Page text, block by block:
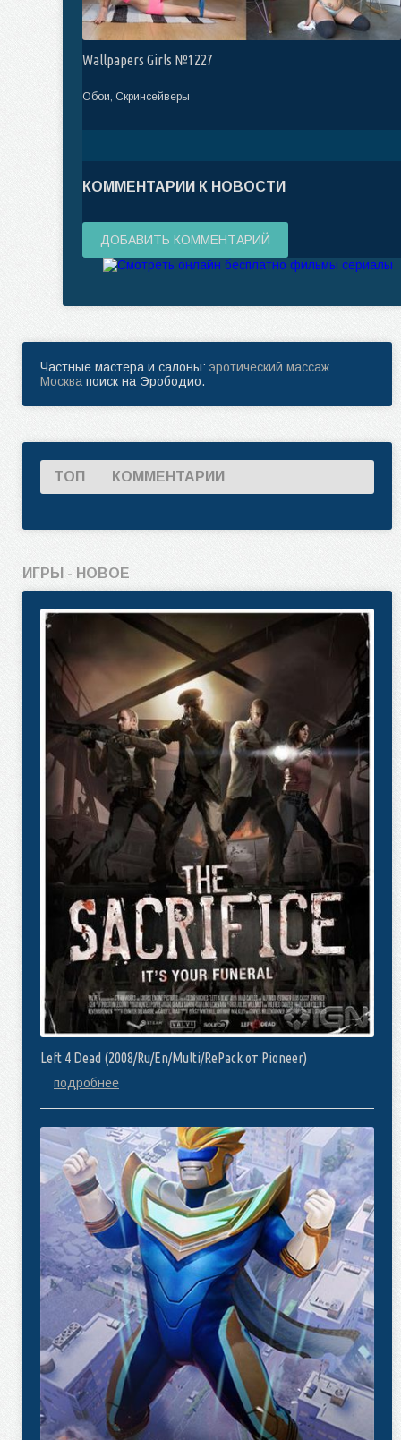
Wallpapers Girls №1227
Обои, Скринсейверы
КОММЕНТАРИИ К НОВОСТИ
ДОБАВИТЬ КОММЕНТАРИЙ
Частные мастера и салоны: эротический массаж
Москва поиск на Эрободио.
ТОП КОММЕНТАРИИ
ИГРЫ - НОВОЕ
Left 4 Dead (2008/Ru/En/Multi/RePack от Pioneer)
подробнее